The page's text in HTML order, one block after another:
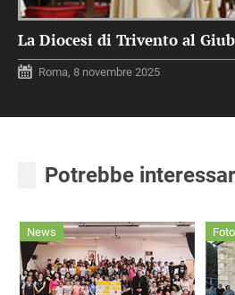
La Diocesi di Trivento al
Roma, 8 novembre 2025
Potrebbe
News